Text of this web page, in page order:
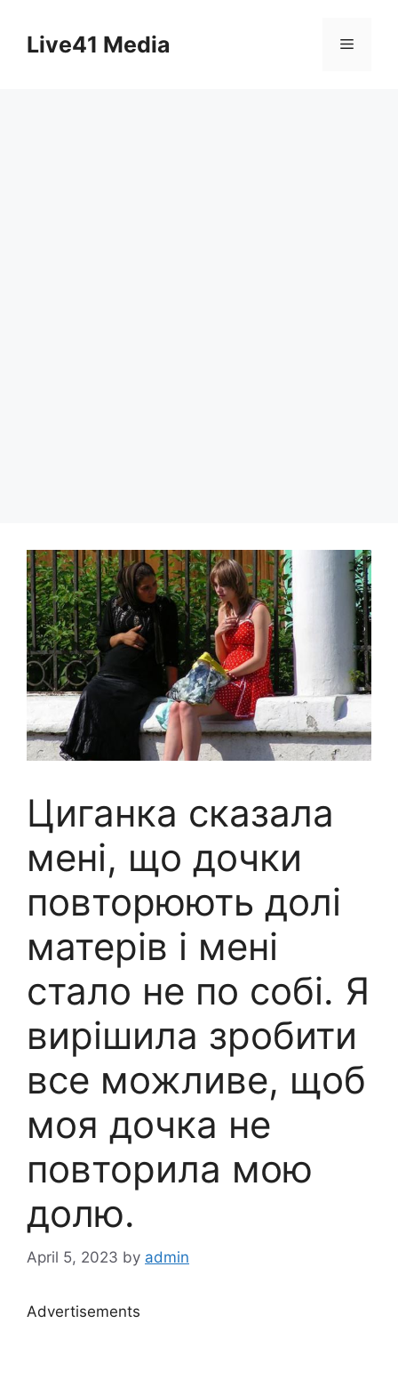
contentLive41 Media Menu
Циганка сказала
мені, що дочки
повторюють долі
матерів і мені
стало не по собі. Я
вирішила зробити
все можливе, щоб
моя дочка не
повторила мою
долю.
April 5, 2023 by admin
Advertisements